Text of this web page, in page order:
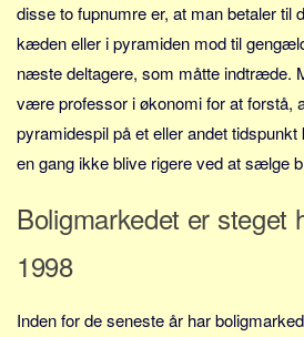
Praktisk
Alle
Meta
Dokumenttyper
Skribenter
Personer
Kilder
disse to fupnumre er, at man betaler til
kæden eller i pyramiden mod til
næste deltagere, som måtte indtræde.
være professor i økonomi for at forstå,
pyramidespil på et eller andet
en gang ikke blive rigere ved at sælge
Boligmarkedet er steget
1998
Inden for de seneste år har